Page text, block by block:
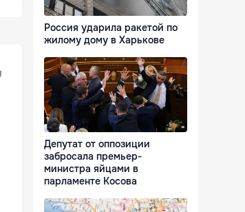
Россия ударила ракетой по
жилому дому в Харькове
Депутат от оппозиции
забросала премьер-
министра яйцами в
парламенте Косова